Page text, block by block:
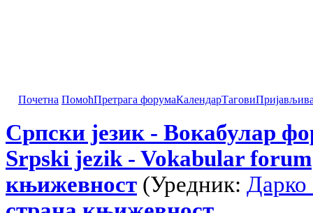
Почетна ПомоћПретрага форумаКалендарТагови
Српски језик - Вокабулар
Srpski jezik - Vokabular forum
књижевност (Уредник: Дарко